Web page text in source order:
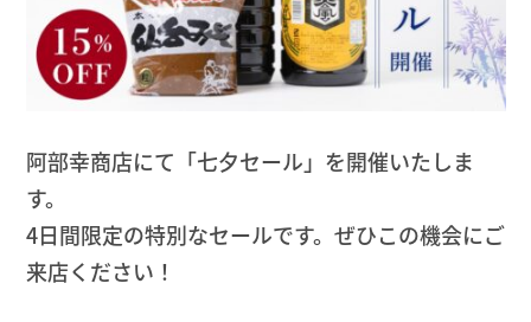
阿部幸商店にて「七夕セール」を開催いたしま
す。
4日間限定の特別なセールです。ぜひこの機会にご
来店ください！